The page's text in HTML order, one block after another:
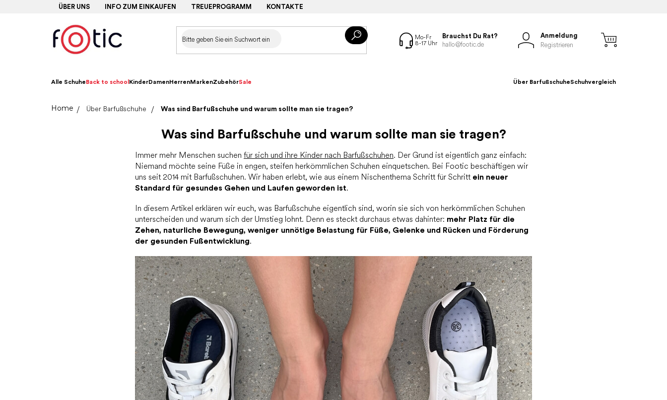
ÜBER UNS INFO ZUM EINKAUFEN TREUEPROGRAMM KONTAKTE
Brauchst Du Rat?
hallo@footic.de
Anmeldung
Registrieren
Alle SchuheBack to school KinderDamenHerrenMarkenZubehörSale Über BarfußschuheSchuhvergleich
StartseiteÜber Barfußschuhe Was sind Barfußschuhe und warum sollte man sie tragen?
Was sind Barfußschuhe und warum sollte man sie tragen?
Immer mehr Menschen suchen für sich und ihre Kinder nach Barfußschuhen. Der Grund ist eigentlich ganz einfach:
Niemand möchte seine Füße in engen, steifen herkömmlichen Schuhen einquetschen. Bei Footic beschäftigen wir
uns seit 2014 mit Barfußschuhen. Wir haben erlebt, wie aus einem Nischenthema Schritt für Schritt ein neuer
Standard für gesundes Gehen und Laufen geworden ist.
In diesem Artikel erklären wir euch, was Barfußschuhe eigentlich sind, worin sie sich von herkömmlichen Schuhen
unterscheiden und warum sich der Umstieg lohnt. Denn es steckt durchaus etwas dahinter: mehr Platz für die
Zehen, naturliche Bewegung, weniger unnötige Belastung für Füße, Gelenke und Rücken und Förderung
der gesunden Fußentwicklung.